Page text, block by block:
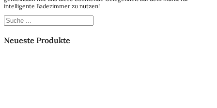
intelligente Badezimmer zu nutzen!
Suchen
Neueste Produkte